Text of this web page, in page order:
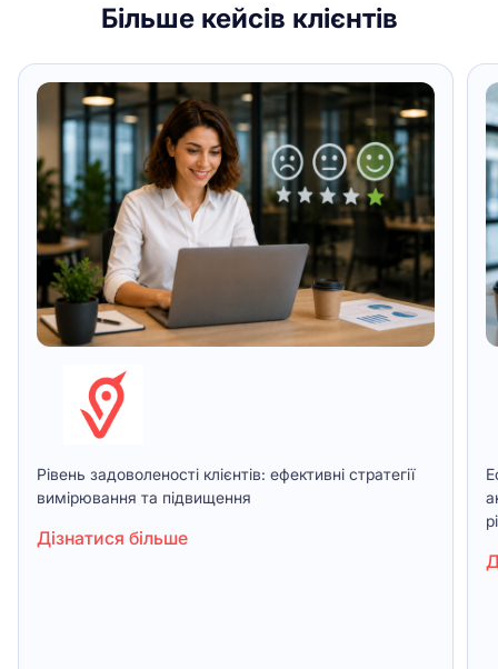
Рівень задоволеності клієнтів: ефективні стратегії
вимірювання та підвищення
Дізнатися більше
Більше кейсів клієнтів